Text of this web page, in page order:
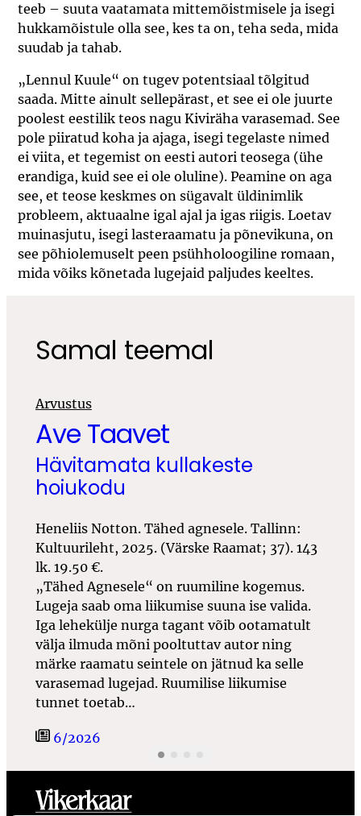
teeb – suuta vaatamata mittemõistmisele ja isegi
hukkamõistule olla see, kes ta on, teha seda, mida
suudab ja tahab.
„Lennul Kuule“ on tugev potentsiaal tõlgitud
saada. Mitte ainult sellepärast, et see ei ole juurte
poolest eestilik teos nagu Kiviräha varasemad. See
pole piiratud koha ja ajaga, isegi tegelaste nimed
ei viita, et tegemist on eesti autori teosega (ühe
erandiga, kuid see ei ole oluline). Peamine on aga
see, et teose keskmes on sügavalt üldinimlik
probleem, aktuaalne igal ajal ja igas riigis. Loetav
muinasjutu, isegi lasteraamatu ja põnevikuna, on
see põhiolemuselt peen psühholoogiline romaan,
mida võiks kõnetada lugejaid paljudes keeltes.
Samal teemal
Arvustus
Ave Taavet
Hävitamata kullakeste
hoiukodu
Heneliis Notton. Tähed agnesele. Tallinn:
Kultuurileht, 2025. (Värske Raamat; 37). 143
lk. 19.50 €.
„Tähed Agnesele“ on ruumiline kogemus.
Lugeja saab oma liikumise suuna ise valida.
Iga lehekülje nurga tagant võib ootamatult
välja ilmuda mõni pooltuttav autor ning
märke raamatu seintele on jätnud ka selle
varasemad lugejad. Ruumilise liikumise
tunnet toetab…
6/2026